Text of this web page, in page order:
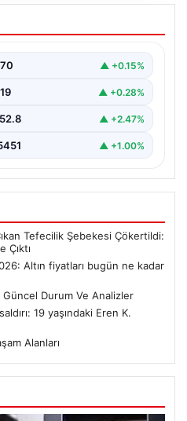
Nisan 2026: Altın
oldu?
▲ +0.15%
▲ +0.28%
▲ +2.47%
▲ +1.00%
Tefecilik Şebekesi Çökertildi:
Çıktı
Altın fiyatları bugün ne kadar
Güncel Durum Ve Analizler
19 yaşındaki Eren K.
Alanları